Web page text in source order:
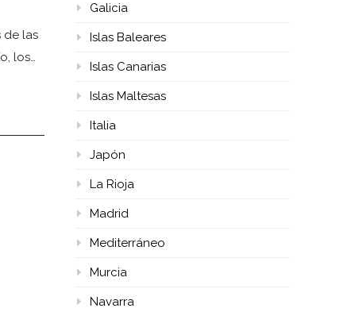
de las
los…
Galicia
Islas Baleares
Islas Canarias
Islas Maltesas
Italia
Japón
La Rioja
Madrid
Mediterráneo
Murcia
Navarra